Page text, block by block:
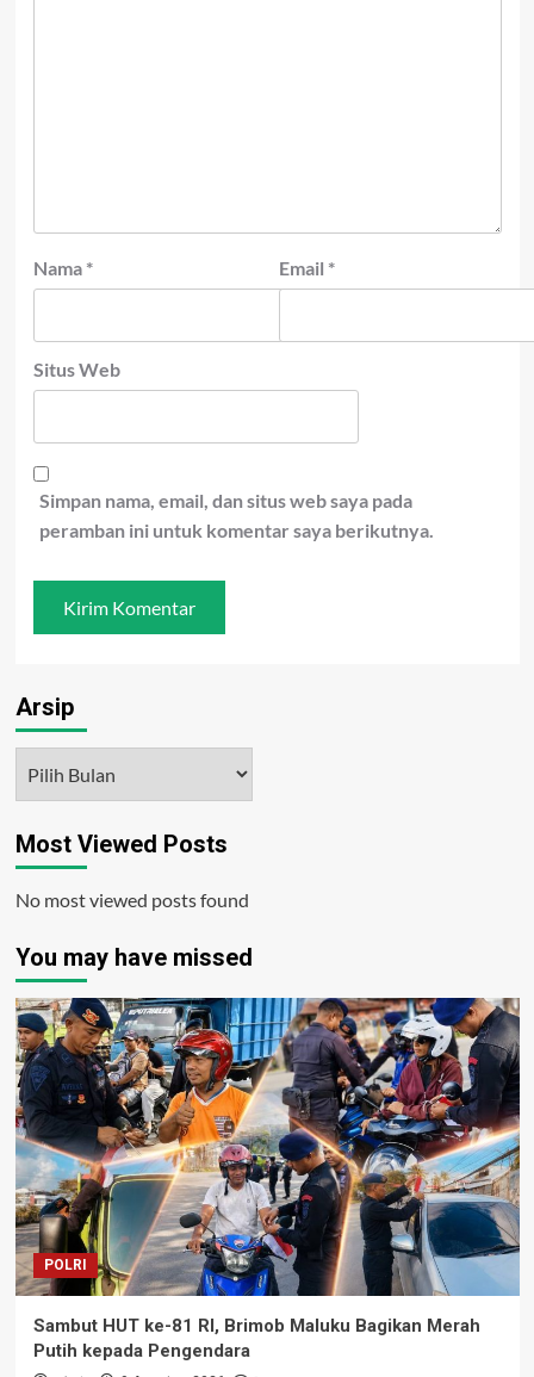
Nama * Email *
Situs Web
Simpan nama, email, dan situs web saya pada
peramban ini untuk komentar saya berikutnya.
Arsip
Most Viewed Posts
No most viewed posts found
You may have missed
POLRI
Sambut HUT ke-81 RI, Brimob Maluku Bagikan Merah
Putih kepada Pengendara